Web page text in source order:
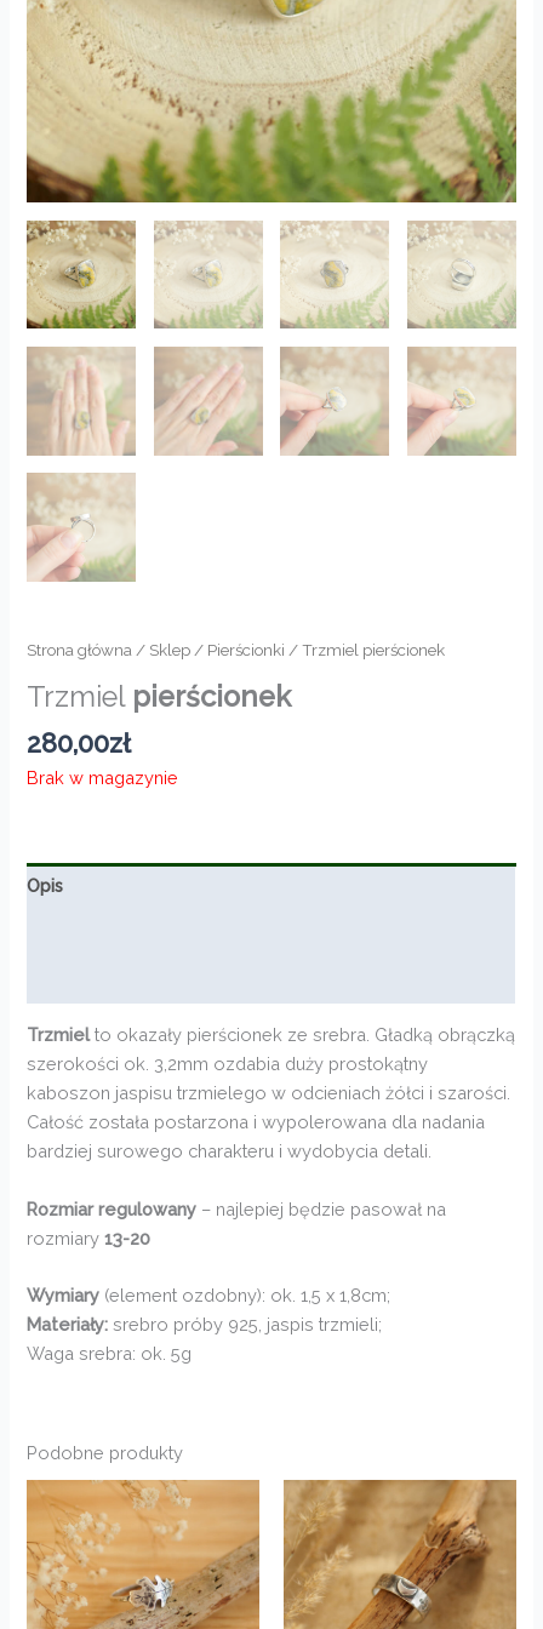
Strona główna / Sklep / Pierścionki / Trzmiel pierścionek
Trzmiel pierścionek
280,00zł
Brak w magazynie
Opis
Trzmielto okazały pierścionek ze srebra. Gładką obrączką
szerokości ok. 3,2mm ozdabia duży prostokątny
kaboszon jaspisu trzmielego w odcieniach żółci i szarości.
Całość została postarzona i wypolerowana dla nadania
bardziej surowego charakteru i wydobycia detali.
Rozmiar regulowany – najlepiej będzie pasował na
rozmiary13-20
Wymiary (element ozdobny): ok. 1,5 x 1,8cm;
Materiały: srebro próby 925, jaspis trzmieli;
Waga srebra: ok. 5g
Podobne produkty